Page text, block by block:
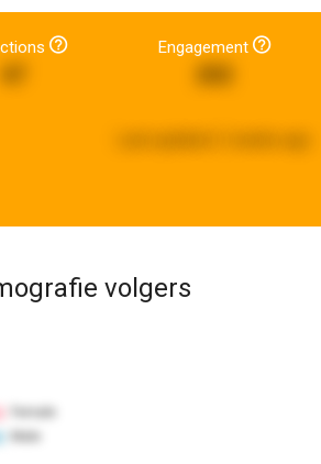
Engagement
volgers